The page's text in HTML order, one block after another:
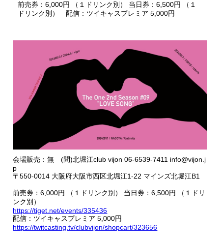
前売券：6,000円 （１ドリンク別） 当日券：6,500円 （１
ドリンク別） 配信：ツイキャスプレミア 5,000円
会場販売：無 (問)北堀江club vijon 06-6539-7411 info@vijon.j
p
〒550-0014 大阪府大阪市西区北堀江1-22 マインズ北堀江B1
前売券：6,000円 （１ドリンク別） 当日券：6,500円 （１ドリ
ンク別）
https://tiget.net/events/335436
配信：ツイキャスプレミア 5,000円
https://twitcasting.tv/clubvijon/shopcart/323656